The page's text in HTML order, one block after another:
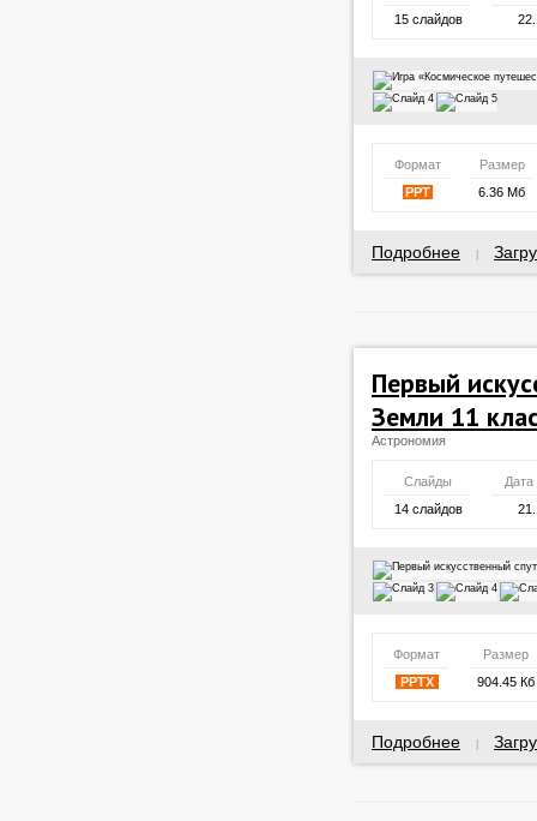
15 слайдов
Формат
Размер
PPT
6.36 Мб
Подробнее
Первый
Земли 11
Астрономия
Слайды
Дата
14 слайдов
Формат
Размер
PPTX
904.45 Кб
Подробнее